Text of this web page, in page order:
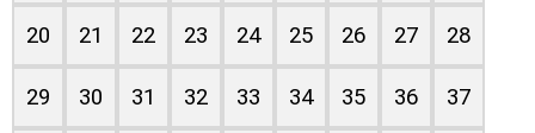
20 21 22 23 24 25 26 27 28
29 30 31 32 33 34 35 36 37